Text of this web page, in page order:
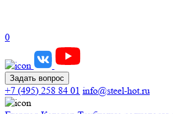
0
Задать вопрос
+7 (495) 258 84 01 info@steel-hot.ru